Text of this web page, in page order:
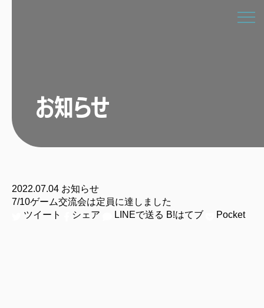
お知らせ
2022.07.04 お知らせ
7/10ゲーム交流会は定員に達しました
ツイート
シェア LINEで送る B!はてブ Pocket